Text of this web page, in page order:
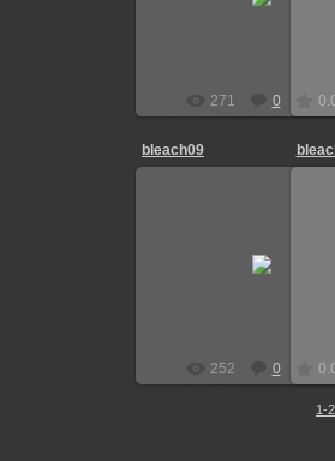
271 0
bleach09
252 0
1-